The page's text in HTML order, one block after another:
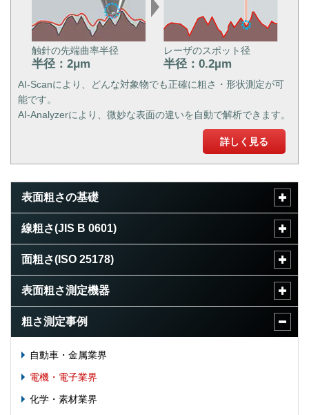
触針の先端曲率半径
半径：2μm
レーザのスポット径
半径：0.2µm
AI-Scanにより、どんな対象物でも正確に粗さ・形状測定が可
能です。
AI-Analyzerにより、微妙な表面の違いを自動で解析できます。
詳しく見る
表面粗さの基礎
線粗さ(JIS B 0601)
面粗さ(ISO 25178)
表面粗さ測定機器
粗さ測定事例
自動車・金属業界
電機・電子業界
化学・素材業界